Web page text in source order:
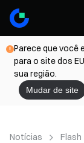
Parece que você
para o site dos
sua região.
Mudar de site
Notícias Flash